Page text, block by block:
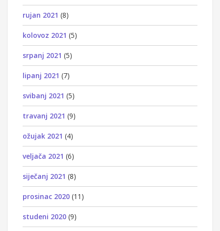
rujan 2021 (8)
kolovoz 2021 (5)
srpanj 2021 (5)
lipanj 2021 (7)
svibanj 2021 (5)
travanj 2021 (9)
ožujak 2021 (4)
veljača 2021 (6)
siječanj 2021 (8)
prosinac 2020 (11)
studeni 2020 (9)